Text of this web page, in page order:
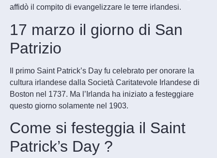
affidò il compito di evangelizzare le terre irlandesi.
17 marzo il giorno di San
Patrizio
Il primo Saint Patrick’s Day fu celebrato per onorare la
cultura irlandese dalla Società Caritatevole Irlandese di
Boston nel 1737. Ma l’Irlanda ha iniziato a festeggiare
questo giorno solamente nel 1903.
Come si festeggia il Saint
Patrick’s Day ?